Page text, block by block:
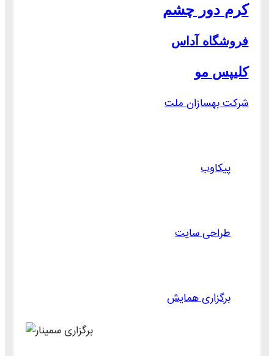
کرم دور چشم
فروشگاه آداس
کلیپس مو
شرکت بهسازان ملت
پیکاوب
طراحی سایت
برگزاری همایش